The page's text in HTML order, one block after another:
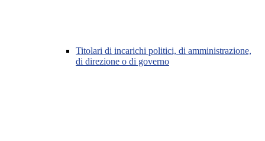
Titolari di incarichi politici, di amministrazione,
di direzione o di governo